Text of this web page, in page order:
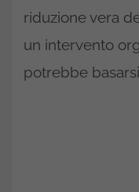
riduzione vera
un intervento
potrebbe